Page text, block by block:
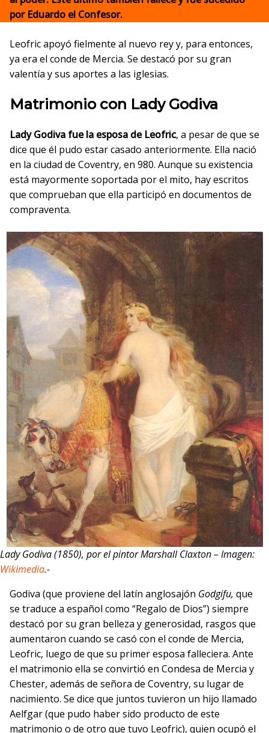
por Eduardo el Confesor.
Leofric apoyó fielmente al nuevo rey y, para entonces,
ya era el conde de Mercia. Se destacó por su gran
valentía y sus aportes a las iglesias.
Matrimonio con Lady Godiva
Lady Godiva fue la esposa de Leofric, a pesar de que se
dice que él pudo estar casado anteriormente. Ella nació
en la ciudad de Coventry, en 980. Aunque su existencia
está mayormente soportada por el mito, hay escritos
que comprueban que ella participó en documentos de
compraventa.
Lady Godiva (1850), por el pintor Marshall Claxton – Imagen:
Wikimedia.-
Godiva (que proviene del latín anglosajón Godgifu, que
se traduce a español como “Regalo de Dios”) siempre
destacó por su gran belleza y generosidad, rasgos que
aumentaron cuando se casó con el conde de Mercia,
Leofric, luego de que su primer esposa falleciera. Ante
el matrimonio ella se convirtió en Condesa de Mercia y
Chester, además de señora de Coventry, su lugar de
nacimiento. Se dice que juntos tuvieron un hijo llamado
Aelfgar (que pudo haber sido producto de este
matrimonio o de otro que tuvo Leofric), quien ocupó el